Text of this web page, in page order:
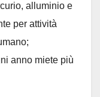
alluminio e
per attività
anno miete più